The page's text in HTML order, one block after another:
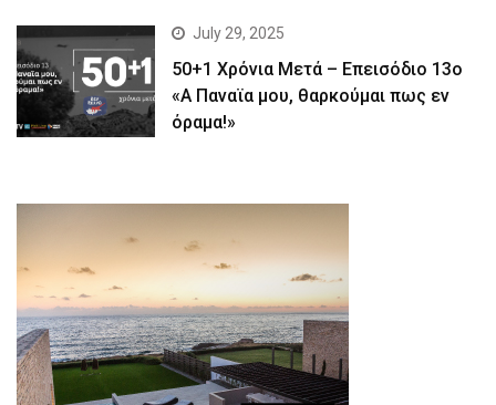
July 29, 2025
50+1 Χρόνια Μετά – Επεισόδιο 13ο
«Α Παναϊα μου, θαρκούμαι πως εν
όραμα!»